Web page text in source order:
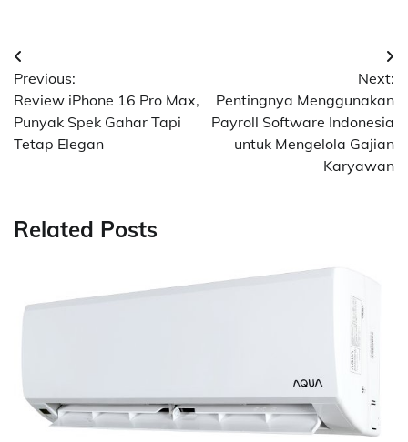
Navigasi
pos
Previous:
Review iPhone 16 Pro Max,
Punyak Spek Gahar Tapi
Tetap Elegan
Next:
Pentingnya Menggunakan
Payroll Software Indonesia
untuk Mengelola Gajian
Karyawan
Related Posts